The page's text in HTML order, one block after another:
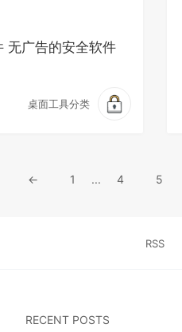
无广告的安全软件
桌面工具分类
← 1 ... 4 5
RSS
RECENT POSTS